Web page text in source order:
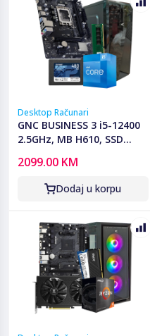
Desktop Računari
GNC BUSINESS 3 i5-12400
2.5GHz, MB H610, SSD
Kucište office, WIN 11 PRO,
OFFICE PRO PLUS 2019
2099.00 KM
Dodaj u korpu